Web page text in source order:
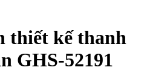
thiết kế thanh
GHS-52191